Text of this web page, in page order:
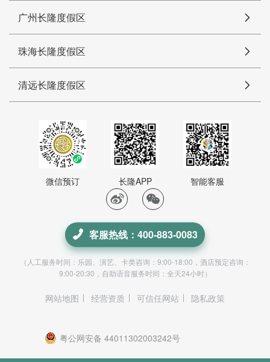
广州长隆度假区
珠海长隆度假区
清远长隆度假区
微信预订 长隆APP 智能客服
客服热线：400-883-0083
（人工服务时间：乐园、演艺、卡类咨询：9:00-18:00，酒店预定咨询：
9:00-20:30，自助语音服务时间：全天24小时）
网站地图 经营资质 可信任网站 隐私政策
粤公网安备 44011302003242号